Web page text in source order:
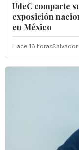
UdeC comparte
exposición
en México
Hace 16 horas